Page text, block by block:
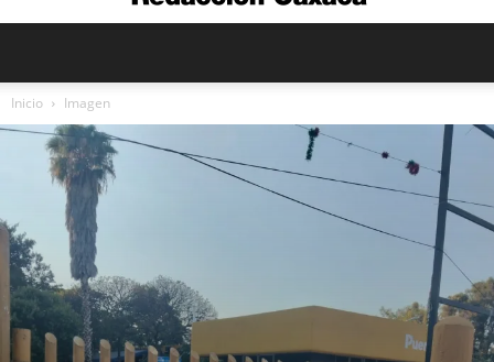
Oaxaca
Inicio Imagen